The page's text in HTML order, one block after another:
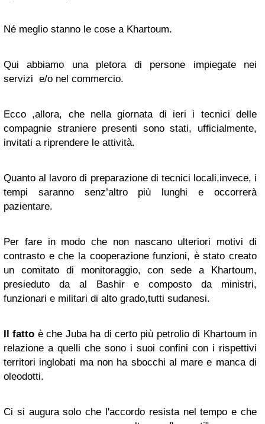
Né meglio stanno le cose a Khartoum.
Qui abbiamo una pletora di persone impiegate nei
servizi e/o nel commercio.
Ecco ,allora, che nella giornata di ieri i tecnici delle
compagnie straniere presenti sono stati, ufficialmente,
invitati a riprendere le attività.
Quanto al lavoro di preparazione di tecnici locali,invece, i
tempi saranno senz’altro più lunghi e occorrerà
pazientare.
Per fare in modo che non nascano ulteriori motivi di
contrasto e che la cooperazione funzioni, è stato creato
un comitato di monitoraggio, con sede a Khartoum,
presieduto da al Bashir e composto da ministri,
funzionari e militari di alto grado,tutti sudanesi.
Il fatto è che Juba ha di certo più petrolio di Khartoum in
relazione a quelli che sono i suoi confini con i rispettivi
territori inglobati ma non ha sbocchi al mare e manca di
oleodotti.
Ci si augura solo che l'accordo resista nel tempo e che